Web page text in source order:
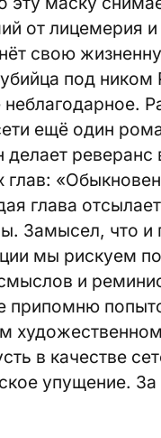
от лицемерия
свою
под ником
ещё один
реверанс
глава
Замысел, что и
мы рискуем
и
припомню
художественном
в качестве
упущение.